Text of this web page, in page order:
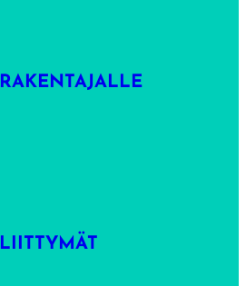
RAKENTAJALLE
LIITTYMÄT